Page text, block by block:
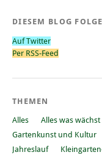
DIESEM BLOG
Auf Twitter
Per RSS-Feed
THEMEN
Alles Alles was wächst
Gartenkunst und Kultur
Jahreslauf